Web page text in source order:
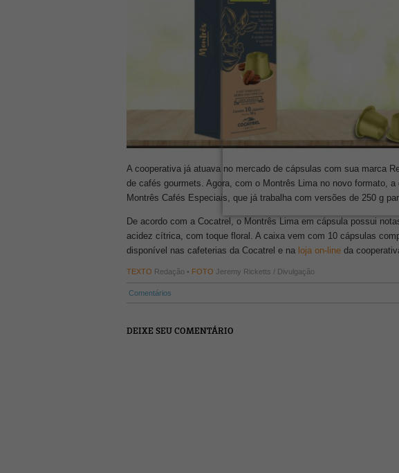
A cooperativa já atuava no mercado de cápsulas com sua marca
de cafés gourmets. Agora, com o Montrês Lima no novo formato, a
Montrês Cafés Especiais, que já trabalha com versões de 250 g
De acordo com a Cocatrel, o Montrês Lima em cápsula possui
acidez cítrica, com toque floral. A caixa vem com 10 cápsulas
disponível nas cafeterias da Cocatrel e na loja on-line da
TEXTO Redação • FOTO Jeremy Ricketts / Divulgação
Comentários
DEIXE SEU COMENTÁRIO